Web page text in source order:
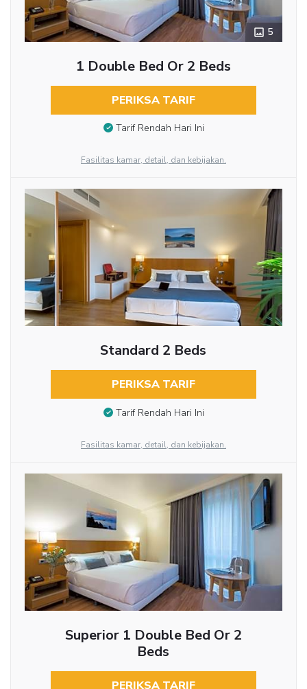
5
1 Double Bed Or 2 Beds
PERIKSA TARIF
Tarif Rendah Hari Ini
Fasilitas kamar, detail, dan kebijakan.
Standard 2 Beds
PERIKSA TARIF
Tarif Rendah Hari Ini
Fasilitas kamar, detail, dan kebijakan.
Superior 1 Double Bed Or 2
Beds
PERIKSA TARIF